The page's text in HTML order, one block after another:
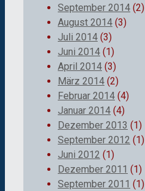
September 2014 (2)
August 2014 (3)
Juli 2014 (3)
Juni 2014 (1)
April 2014 (3)
März 2014 (2)
Februar 2014 (4)
Januar 2014 (4)
Dezember 2013 (1)
September 2012 (1)
Juni 2012 (1)
Dezember 2011 (1)
September 2011 (1)